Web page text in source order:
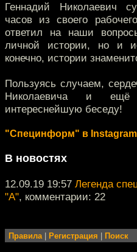
Геннадий Николаевич
часов из своего
ответил на наши
личной истории, но и
конечно, истории
Пользуясь случаем,
Николаевича и
интереснейшую беседу!
"Специнформ" в Instagram
В новостях
12.09.19 19:57 Легенда
"А", комментарии: 22
Правила| Регистрация Поиск